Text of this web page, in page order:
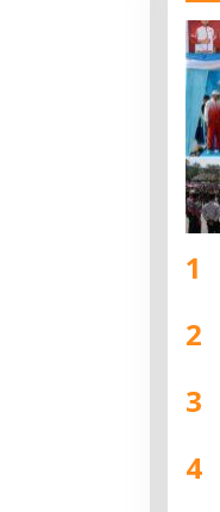
1
2
3
4